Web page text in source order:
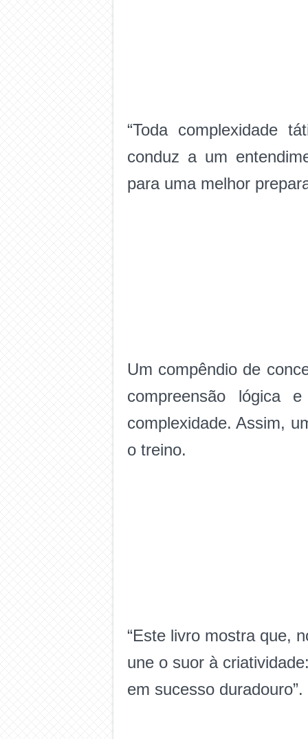
“Toda complexidade
conduz a um
para uma melhor
Um compêndio de
compreensão
complexidade. Assim,
o treino.
“Este livro mostra que,
une o suor à
em sucesso duradouro”.